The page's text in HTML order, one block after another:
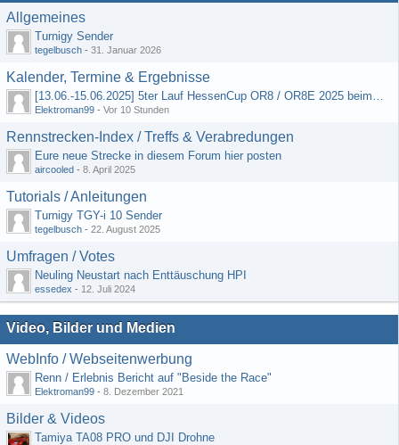
Allgemeines
Turnigy Sender
tegelbusch - 31. Januar 2026
Kalender, Termine & Ergebnisse
[13.06.-15.06.2025] 5ter Lauf HessenCup OR8 / OR8E 2025 beim MSC Ober-Mörlen e.V.
Elektroman99 - Vor 10 Stunden
Rennstrecken-Index / Treffs & Verabredungen
Eure neue Strecke in diesem Forum hier posten
aircooled - 8. April 2025
Tutorials / Anleitungen
Turnigy TGY-i 10 Sender
tegelbusch - 22. August 2025
Umfragen / Votes
Neuling Neustart nach Enttäuschung HPI
essedex - 12. Juli 2024
Video, Bilder und Medien
WebInfo / Webseitenwerbung
Renn / Erlebnis Bericht auf "Beside the Race"
Elektroman99 - 8. Dezember 2021
Bilder & Videos
Tamiya TA08 PRO und DJI Drohne